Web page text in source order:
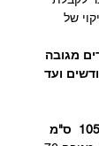
של
מגובה
ס”מ | מינימום 15 חודשים ועד